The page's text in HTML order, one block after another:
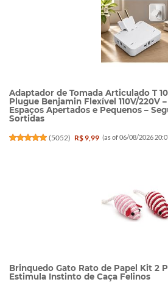
Adaptador de Tomada Articulado T
Plugue Benjamin Flexível 110V/220V
Espaços Apertados e Pequenos –
Sortidas
(5052) R$ 9,99 (as of 06/08/2026
Brinquedo Gato Rato de Papel Kit 2
Estimula Instinto de Caça Felinos